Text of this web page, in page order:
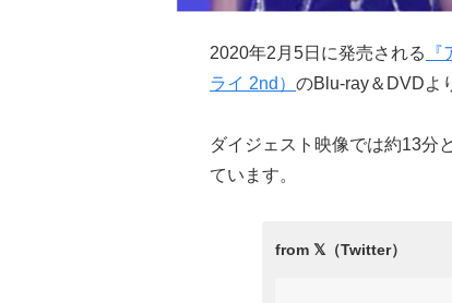
2020年2月5日に発売される
ライ 2nd） のBlu-ray＆DVDよ
ダイジェスト映像では約13分
ています。